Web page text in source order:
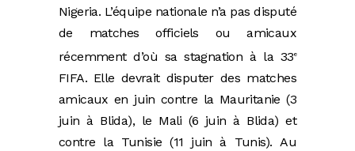
Nigeria. L’équipe nationale n’a pas disputé
de matches officiels ou amicaux
récemment d’où sa stagnation à la 33e
FIFA. Elle devrait disputer des matches
amicaux en juin contre la Mauritanie (3
juin à Blida), le Mali (6 juin à Blida) et
contre la Tunisie (11 juin à Tunis).Au